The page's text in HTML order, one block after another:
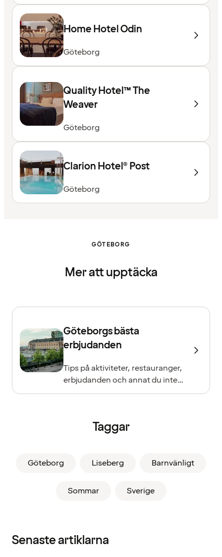
Home Hotel Odin
Göteborg
Quality Hotel™ The
Weaver
Göteborg
Clarion Hotel® Post
Göteborg
GÖTEBORG
Mer att upptäcka
Göteborgs bästa
erbjudanden
Tips på aktiviteter, restauranger,
erbjudanden och annat du inte
vill missa!
Taggar
Göteborg Liseberg Barnvänligt
Sommar Sverige
Senaste artiklarna